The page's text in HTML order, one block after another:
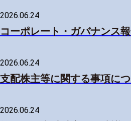
2026.06.24
コーポレート・ガバナンス
2026.06.24
支配株主等に関する事項に
2026.06.24